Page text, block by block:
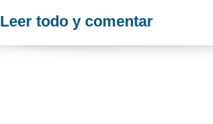
Leer todo y comentar